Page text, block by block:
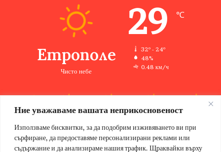
Ние уважаваме вашата неприкосновеност
Използваме бисквитки, за да подобрим изживяването ви при
сърфиране, да предоставяме персонализирани реклами или
съдържание и да анализираме нашия трафик. Щраквайки върху
Етрополе
Чисто небе
29 ℃
32º - 24º
48%
0.48 км/ч
32 ℃ 34 ℃ 35 ℃ 32 ℃